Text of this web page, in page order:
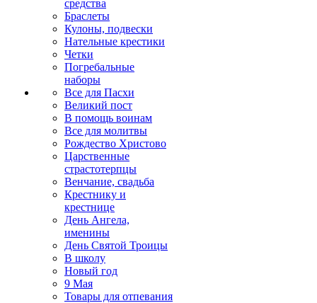
средства
Браслеты
Кулоны, подвески
Нательные крестики
Четки
Погребальные
наборы
Все для Пасхи
Великий пост
В помощь воинам
Все для молитвы
Рождество Христово
Царственные
страстотерпцы
Венчание, свадьба
Крестнику и
крестнице
День Ангела,
именины
День Святой Троицы
В школу
Новый год
9 Мая
Товары для отпевания